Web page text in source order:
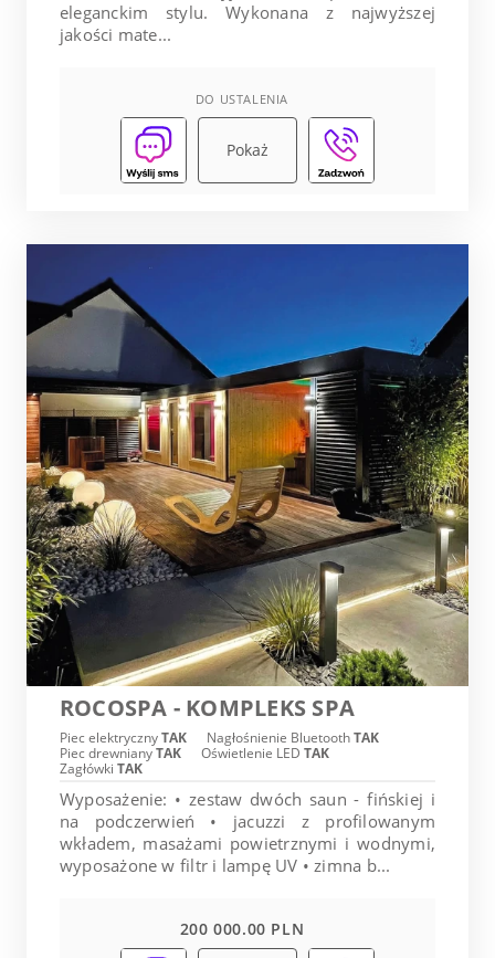
eleganckim stylu. Wykonana z najwyższej
jakości mate...
DO USTALENIA
Pokaż
ROCOSPA - KOMPLEKS SPA
Piec elektrycznyTAK Nagłośnienie BluetoothTAK
Piec drewnianyTAK Oświetlenie LED TAK
Zagłówki TAK
Wyposażenie: • zestaw dwóch saun - fińskiej i
na podczerwień • jacuzzi z profilowanym
wkładem, masażami powietrznymi i wodnymi,
wyposażone w filtr i lampę UV • zimna b...
200 000.00 PLN